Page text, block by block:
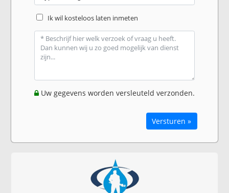
Ik wil kosteloos laten inmeten
Uw gegevens worden versleuteld verzonden.
Versturen »